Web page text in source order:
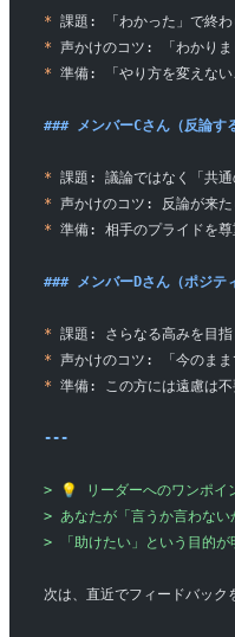
* 課題: 「わかった」で終わ
* 声かけのコツ: 「わかりま
* 準備: 「やり方を変えない
### メンバーCさん（反論す
* 課題: 議論ではなく「共通
* 声かけのコツ: 反論が来た
* 準備: 相手のプライドを尊
### メンバーDさん（ポジテ
* 課題: さらなる高みを目指
* 声かけのコツ: 「今のまま
* 準備: この方には遠慮は不
---
> 💡 リーダーへのワンポイ
> あなたが「言うか言わない
> 「助けたい」という目的が
次は、直近でフィードバッ